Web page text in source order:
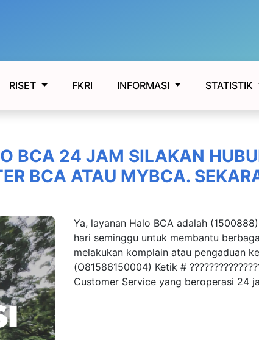
RISET FKRI INFORMASI STATISTIK
BCA 24 JAM SILAKAN
BCA ATAU MYBCA.
Ya, layanan Halo BCA adalah
hari seminggu untuk membantu
melakukan komplain atau pengaduan
(O81586150004) Ketik #
Customer Service yang beroperasi 24